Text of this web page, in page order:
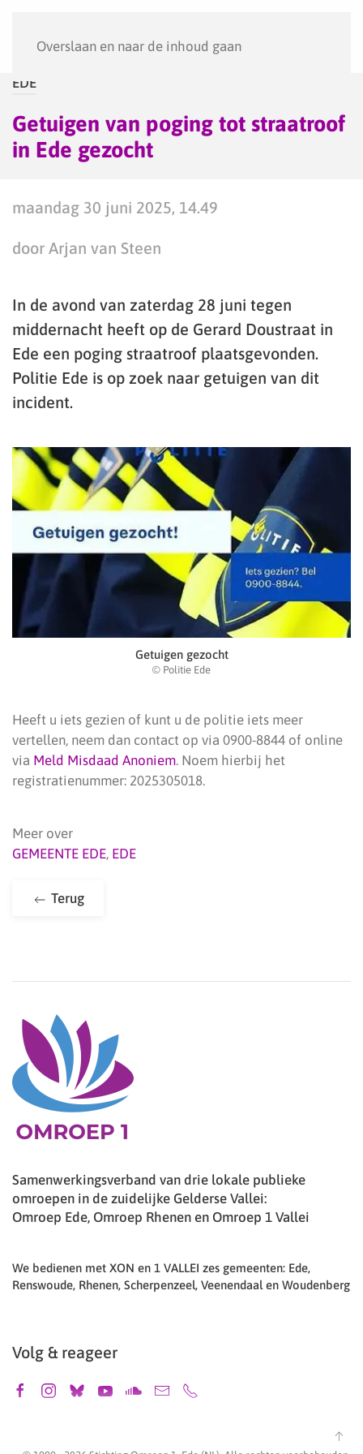
Overslaan en naar de inhoud gaan
EDE
Getuigen van poging tot straatroof
in Ede gezocht
maandag 30 juni 2025, 14.49
door Arjan van Steen
In de avond van zaterdag 28 juni tegen
middernacht heeft op de Gerard Doustraat in
Ede een poging straatroof plaatsgevonden.
Politie Ede is op zoek naar getuigen van dit
incident.
Getuigen gezocht
© Politie Ede
Heeft u iets gezien of kunt u de politie iets meer
vertellen, neem dan contact op via 0900-8844 of online
via Meld Misdaad Anoniem. Noem hierbij het
registratienummer: 2025305018.
Meer over
GEMEENTE EDE, EDE
Terug
Samenwerkingsverband van drie lokale publieke
omroepen in de zuidelijke Gelderse Vallei:
Omroep Ede, Omroep Rhenen en Omroep 1 Vallei
We bedienen met XON en 1 VALLEI zes gemeenten: Ede,
Renswoude, Rhenen, Scherpenzeel, Veenendaal en Woudenberg
Volg & reageer